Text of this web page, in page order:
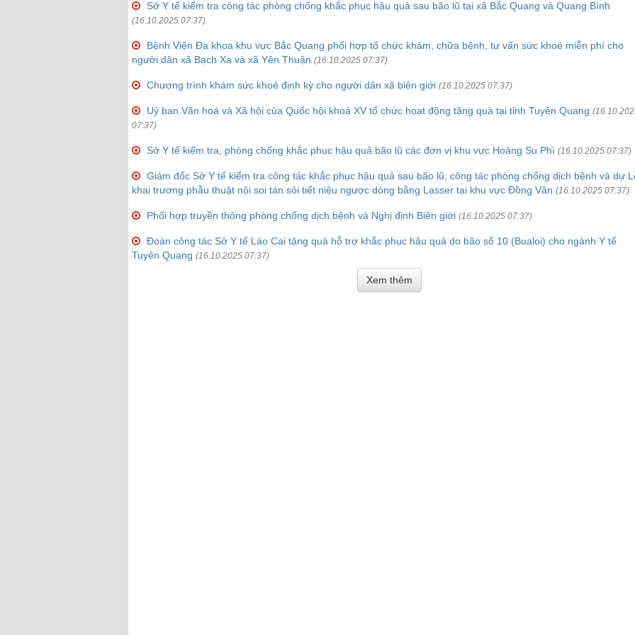
Sở Y tế kiểm tra công tác phòng chống khắc phục hậu quả sau bão lũ tại xã Bắc Quang và Quang Bình
(16.10.2025 07:37)
Bệnh Viện Đa khoa khu vực Bắc Quang phối hợp tổ chức khám, chữa bệnh, tư vấn sức khoẻ miễn phí cho
người dân xã Bạch Xa và xã Yên Thuận (16.10.2025 07:37)
Chương trình khám sức khoẻ định kỳ cho người dân xã biên giới (16.10.2025 07:37)
Uỷ ban Văn hoá và Xã hội của Quốc hội khoá XV tổ chức hoạt động tặng quà tại tỉnh Tuyên Quang
07:37)
Sở Y tế kiểm tra, phòng chống khắc phục hậu quả bão lũ các đơn vị khu vực Hoàng Su Phì (16.10.2025 07:37)
Giám đốc Sở Y tế kiểm tra công tác khắc phục hậu quả sau bão lũ, công tác phòng chống dịch bệnh và dự
khai trương phẫu thuật nội soi tán sỏi tiết niệu ngược dòng bằng Lasser tại khu vực Đồng Văn (16.10.2025 07:37)
Phối hợp truyền thông phòng chống dịch bệnh và Nghị định Biên giới (16.10.2025 07:37)
Đoàn công tác Sở Y tế Lào Cai tặng quà hỗ trợ khắc phục hậu quả do bão số 10 (Bualoi) cho ngành Y tế
Tuyên Quang (16.10.2025 07:37)
Xem thêm